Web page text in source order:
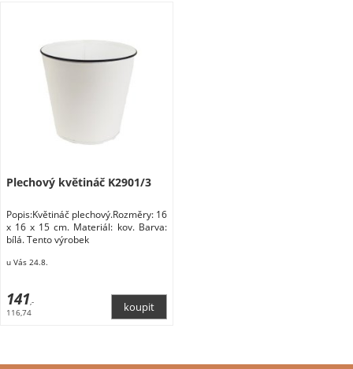
Plechový květináč K2901/3
Popis:Květináč plechový.Rozměry: 16
x 16 x 15 cm. Materiál: kov. Barva:
bílá. Tento výrobek
u Vás 24.8.
141,-
116,74